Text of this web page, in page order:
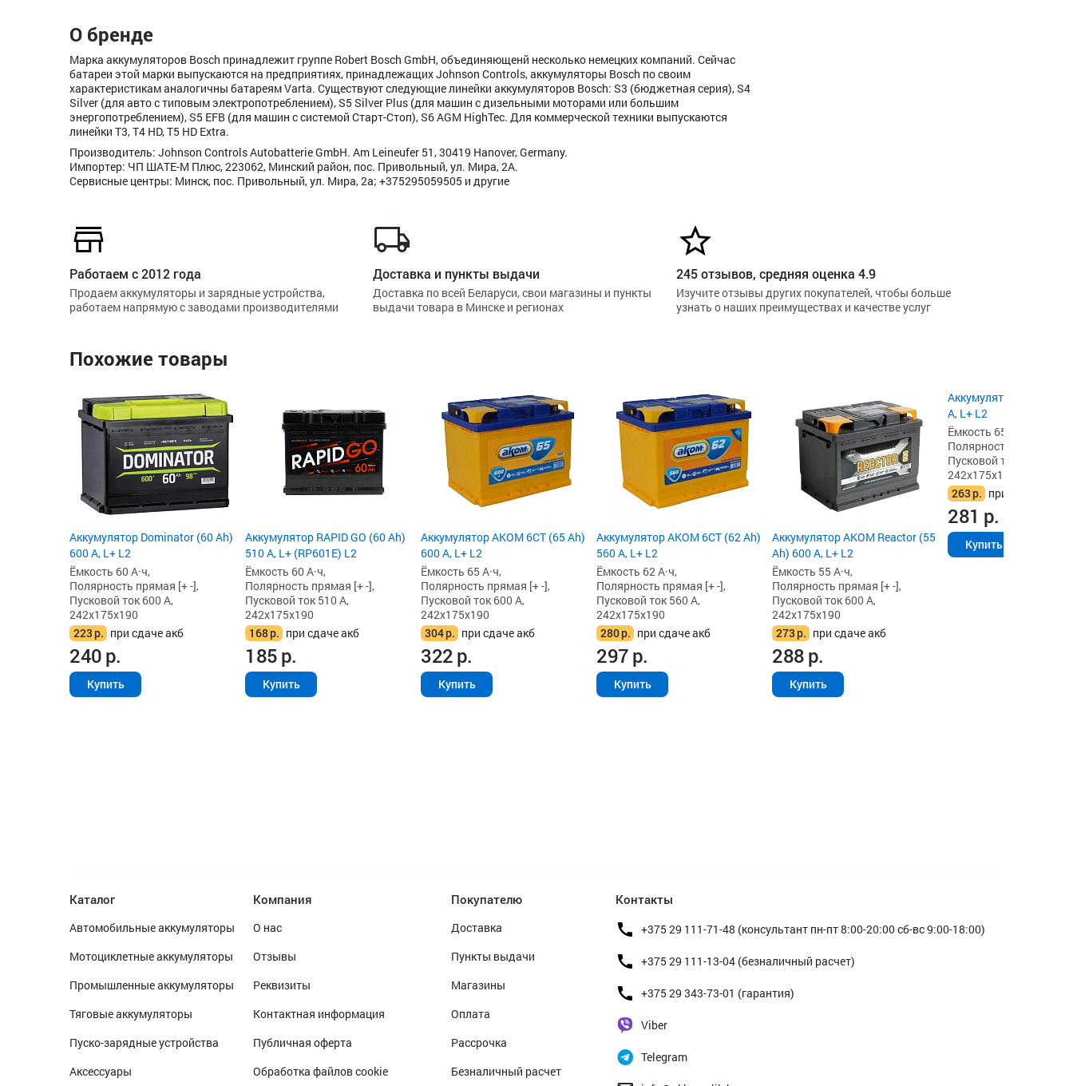
О бренде
Марка аккумуляторов Bosch принадлежит группе Robert Bosch GmbH, объединяющенй несколько немецких компаний. Сейчас
батареи этой марки выпускаются на предприятиях, принадлежащих Johnson Controls, аккумуляторы Bosch по своим
характеристикам аналогичны батареям Varta. Существуют следующие линейки аккумуляторов Bosch: S3 (бюджетная серия), S4
Silver (для авто с типовым электропотреблением), S5 Silver Plus (для машин с дизельными моторами или большим
энергопотреблением), S5 EFB (для машин с системой Старт-Стоп), S6 AGM HighTec. Для коммерческой техники выпускаются
линейки T3, T4 HD, T5 HD Extra.
Производитель: Johnson Controls Autobatterie GmbH. Am Leineufer 51, 30419 Hanover, Germany.
Импортер: ЧП ШАТЕ-М Плюс, 223062, Минский район, пос. Привольный, ул. Мира, 2А.
Сервисные центры: Минск, пос. Привольный, ул. Мира, 2а; +375295059505 и другие
Работаем с 2012 года
Продаем аккумуляторы и зарядные устройства,
работаем напрямую с заводами производителями
Доставка и пункты выдачи
Доставка по всей Беларуси, свои магазины и пункты
выдачи товара в Минске и регионах
245 отзывов, средняя оценка 4.9
Изучите отзывы других покупателей, чтобы больше
узнать о наших преимуществах и качестве услуг
Похожие товары
Аккумулятор Dominator (60 Ah)
600 А, L+ L2
Ёмкость 60 А·ч,
Полярность прямая [+ -],
Пусковой ток 600 А,
242x175x190
223р. при сдаче акб
240р.
Купить
Аккумулятор RAPID GO (60 Ah)
510 А, L+ (RP601E) L2
Ёмкость 60 А·ч,
Полярность прямая [+ -],
Пусковой ток 510 А,
242x175x190
168р. при сдаче акб
185р.
Купить
Аккумулятор AKOM 6СТ (65 Ah)
600 А, L+ L2
Ёмкость 65 А·ч,
Полярность прямая [+ -],
Пусковой ток 600 А,
242x175x190
304р. при сдаче акб
322р.
Купить
Аккумулятор AKOM 6СТ (62 Ah)
560 А, L+ L2
Ёмкость 62 А·ч,
Полярность прямая [+ -],
Пусковой ток 560 А,
242x175x190
280р. при сдаче акб
297р.
Купить
Аккумулятор AKOM Reactor (55
Ah) 600 А, L+ L2
Ёмкость 55 А·ч,
Полярность прямая [+ -],
Пусковой ток 600 А,
242x175x190
273р. при сдаче акб
288р.
Купить
Аккумулятор FORSE
А, L+ L2
Ёмкость 65 А·ч,
Полярность прямая [+
Пусковой ток 660 А,
242x175x190
263р. при сдаче акб
281 р.
Купить
Каталог
Автомобильные аккумуляторы
Мотоциклетные аккумуляторы
Промышленные аккумуляторы
Тяговые аккумуляторы
Пуско-зарядные устройства
Аксессуары
Компания
О нас
Отзывы
Реквизиты
Контактная информация
Публичная оферта
Обработка файлов cookie
Покупателю
Доставка
Пункты выдачи
Магазины
Оплата
Рассрочка
Безналичный расчет
Контакты
+375 29 111-71-48 (консультант пн-пт 8:00-20:00 сб-вс 9:00-18:00)
+375 29 111-13-04 (безналичный расчет)
+375 29 343-73-01 (гарантия)
Viber
Telegram